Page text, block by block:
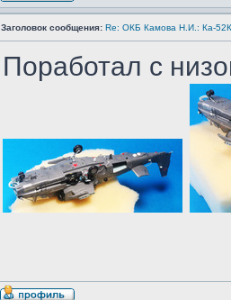
Заголовок сообщения: Re: ОКБ Камова Н.И.: Ка-
Поработал с